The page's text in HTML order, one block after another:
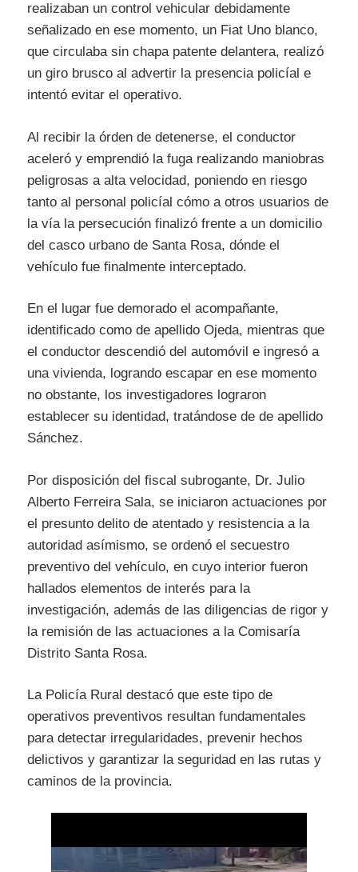
realizaban un control vehicular debidamente
señalizado en ese momento, un Fiat Uno blanco,
que circulaba sin chapa patente delantera, realizó
un giro brusco al advertir la presencia policíal e
intentó evitar el operativo.
Al recibir la órden de detenerse, el conductor
aceleró y emprendió la fuga realizando maniobras
peligrosas a alta velocidad, poniendo en riesgo
tanto al personal policíal cómo a otros usuarios de
la vía la persecución finalizó frente a un domicilio
del casco urbano de Santa Rosa, dónde el
vehículo fue finalmente interceptado.
En el lugar fue demorado el acompañante,
identificado como de apellido Ojeda, mientras que
el conductor descendió del automóvil e ingresó a
una vivienda, logrando escapar en ese momento
no obstante, los investigadores lograron
establecer su identidad, tratándose de de apellido
Sánchez.
Por disposición del fiscal subrogante, Dr. Julio
Alberto Ferreira Sala, se iniciaron actuaciones por
el presunto delito de atentado y resistencia a la
autoridad asímismo, se ordenó el secuestro
preventivo del vehículo, en cuyo interior fueron
hallados elementos de interés para la
investigación, además de las diligencias de rigor y
la remisión de las actuaciones a la Comisaría
Distrito Santa Rosa.
La Policía Rural destacó que este tipo de
operativos preventivos resultan fundamentales
para detectar irregularidades, prevenir hechos
delictivos y garantizar la seguridad en las rutas y
caminos de la provincia.